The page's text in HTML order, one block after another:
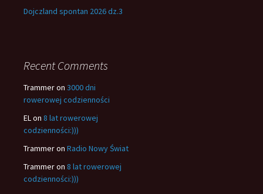
Dojczland spontan 2026 dz.3
Recent Comments
Trammeron 3000 dni
rowerowej codzienności
ELon 8 lat rowerowej
codzienności:)))
Trammeron Radio Nowy Świat
Trammeron 8 lat rowerowej
codzienności:)))